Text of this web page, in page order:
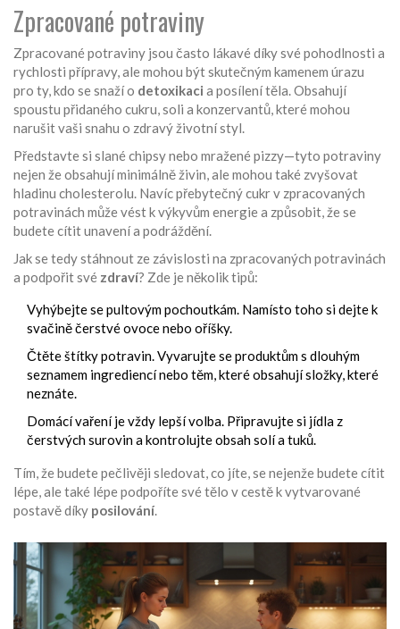
Zpracované potraviny
Zpracované potraviny jsou často lákavé díky své pohodlnosti a
rychlosti přípravy, ale mohou být skutečným kamenem úrazu
pro ty, kdo se snaží o detoxikaci a posílení těla. Obsahují
spoustu přidaného cukru, soli a konzervantů, které mohou
narušit vaši snahu o zdravý životní styl.
Představte si slané chipsy nebo mražené pizzy—tyto potraviny
nejen že obsahují minimálně živin, ale mohou také zvyšovat
hladinu cholesterolu. Navíc přebytečný cukr v zpracovaných
potravinách může vést k výkyvům energie a způsobit, že se
budete cítit unavení a podráždění.
Jak se tedy stáhnout ze závislosti na zpracovaných potravinách
a podpořit své zdraví? Zde je několik tipů:
Vyhýbejte se pultovým pochoutkám. Namísto toho si dejte k
svačině čerstvé ovoce nebo oříšky.
Čtěte štítky potravin. Vyvarujte se produktům s dlouhým
seznamem ingrediencí nebo těm, které obsahují složky, které
neznáte.
Domácí vaření je vždy lepší volba. Připravujte si jídla z
čerstvých surovin a kontrolujte obsah solí a tuků.
Tím, že budete pečlivěji sledovat, co jíte, se nejenže budete cítit
lépe, ale také lépe podpoříte své tělo v cestě k vytvarované
postavě díky posilování.